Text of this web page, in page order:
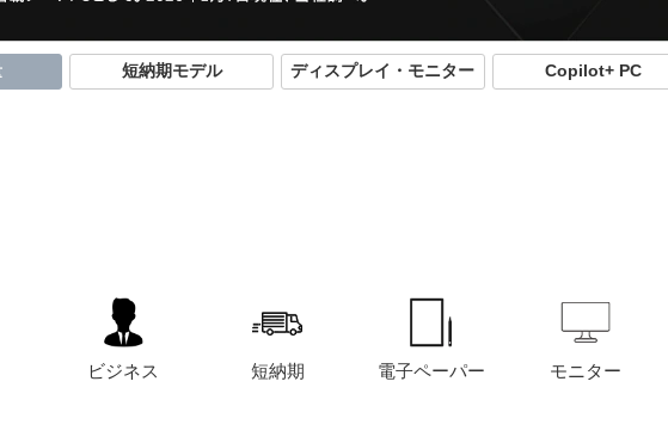
短納期モデル ディスプレイ・モニター Copilot+ PC
ビジネス 短納期 電子ペーパー モニター